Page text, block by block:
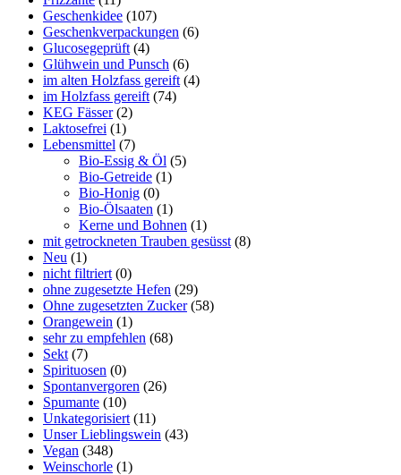
Geschenkidee (107)
Geschenkverpackungen (6)
Glucosegeprüft (4)
Glühwein und Punsch (6)
im alten Holzfass gereift (4)
im Holzfass gereift (74)
KEG Fässer (2)
Laktosefrei (1)
Lebensmittel (7)
Bio-Essig & Öl (5)
Bio-Getreide (1)
Bio-Honig (0)
Bio-Ölsaaten (1)
Kerne und Bohnen (1)
mit getrockneten Trauben gesüsst (8)
Neu (1)
nicht filtriert (0)
ohne zugesetzte Hefen (29)
Ohne zugesetzten Zucker (58)
Orangewein (1)
sehr zu empfehlen (68)
Sekt (7)
Spirituosen (0)
Spontanvergoren (26)
Spumante (10)
Unkategorisiert (11)
Unser Lieblingswein (43)
Vegan (348)
Weinschorle (1)